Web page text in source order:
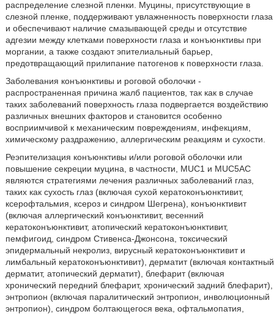
распределение слезной пленки. Муцины, присутствующие в
слезной пленке, поддерживают увлажненность поверхности глаза
и обеспечивают наличие смазывающей среды и отсутствие
адгезии между клетками поверхности глаза и конъюнктивы при
моргании, а также создают эпителиальный барьер,
предотвращающий прилипание патогенов к поверхности глаза.
Заболевания конъюнктивы и роговой оболочки -
распространенная причина жалб пациентов, так как в случае
таких заболеваний поверхность глаза подвергается воздействию
различных внешних факторов и становится особенно
восприимчивой к механическим повреждениям, инфекциям,
химическому раздражению, аллергическим реакциям и сухости.
Реэпителизация конъюнктивы и/или роговой оболочки или
повышение секреции муцина, в частности, MUC1 и MUC5AC
являются стратегиями лечения различных заболеваний глаз,
таких как сухость глаз (включая сухой кератоконъюнктивит,
ксерофтальмия, ксероз и синдром Шегрена), конъюнктивит
(включая аллергический конъюнктивит, весенний
кератоконъюнктивит, атопический кератоконъюнктивит,
пемфигоид, синдром Стивенса-Джонсона, токсический
эпидермальный некролиз, вирусный кератоконъюнктивит и
лимбальный кератоконъюнктивит), дерматит (включая контактный
дерматит, атопический дерматит), блефарит (включая
хронический передний блефарит, хронический задний блефарит),
энтропион (включая паралитический энтропион, инволюционный
энтропион), синдром болтающегося века, офтальмопатия,